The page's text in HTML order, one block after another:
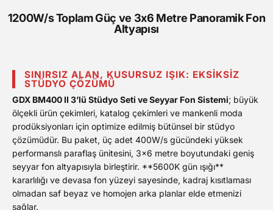
1200W/s Toplam Güç ve 3x6 Metre Panoramik Fon
Altyapısı
SINIRSIZ ALAN, KUSURSUZ IŞIK: EKSIKSIZ
STÜDYO ÇÖZÜMÜ
GDX BM400 II 3’lü Stüdyo Seti ve Seyyar Fon Sistemi; büyük
ölçekli ürün çekimleri, katalog çekimleri ve mankenli moda
prodüksiyonları için optimize edilmiş bütünsel bir stüdyo
çözümüdür. Bu paket, üç adet 400W/s gücündeki yüksek
performanslı paraflaş ünitesini, 3x6 metre boyutundaki geniş
seyyar fon altyapısıyla birleştirir. **5600K gün ışığı**
kararlılığı ve devasa fon yüzeyi sayesinde, kadraj kısıtlaması
olmadan saf beyaz ve homojen arka planlar elde etmenizi
sağlar.